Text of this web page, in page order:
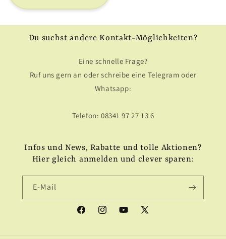
Du suchst andere Kontakt-Möglichkeiten?
Eine schnelle Frage?
Ruf uns gern an oder schreibe eine Telegram oder
Whatsapp:
Telefon: 08341 97 27 13 6
Infos und News, Rabatte und tolle Aktionen?
Hier gleich anmelden und clever sparen:
E-Mail
FacebookInstagramYouTube
X